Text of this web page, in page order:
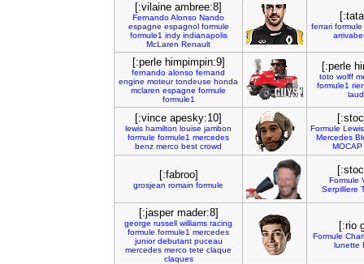
[:vilaine ambree:8]
FernandoAlonso Nando
espagne espagnol formule
formule1 indy indianapolis
McLaren Renault
ferrari formule
[:perle himpimpin:9]
fernando alonso fernand
engine moteur tondeuse honda
mclaren espagne formule
formule1
[:perle
toto wolff
formule1
[:vince apesky:10]
lewis hamilton louise jambon
formule formule1 mercedes
benz merco best crowd
Formule Lewis
Mercedes
MOCAP
[:fabroo]
grosjean romain formule
Formule
Serpilliere
[:jasper mader:8]
george russell williams racing
formule formule1 mercedes
junior debutant puceau
mercedes merco tete claque
claques
[:rio
Formule
lunette